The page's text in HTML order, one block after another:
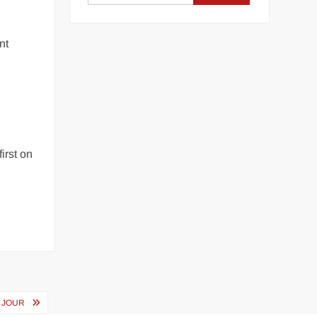
on